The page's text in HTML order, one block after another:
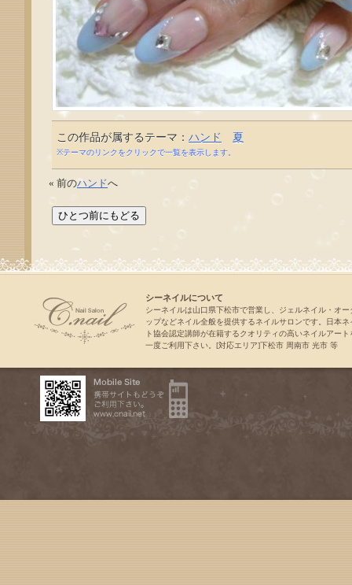
この作品が属するテーマ： ハンド 夏
※テーマのリンクをクリックで一覧を表示します。
« 前のハンドへ
シーネイルについて
シーネイルは山口県下松市で営業し、ジェルネイル・オー
ップなどネイル全般を提供するネイルサロンです。日本ネ
ト協会認定講師が在籍するクオリティの高いネイルアート
一度ご利用下さい。[対応エリア]下松市 周南市 光市 等